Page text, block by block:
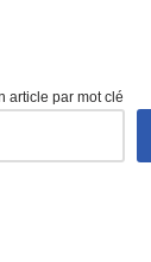
article par mot clé